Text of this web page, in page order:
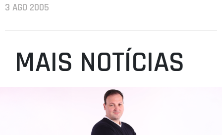
3 AGO 2005
MAIS NOTÍCIAS